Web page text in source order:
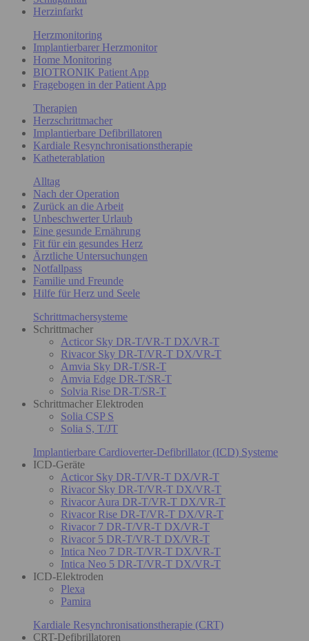
Herzinfarkt
Herzmonitoring
Implantierbarer Herzmonitor
Home Monitoring
BIOTRONIK Patient App
Fragebogen in der Patient App
Therapien
Herzschrittmacher
Implantierbare Defibrillatoren
Kardiale Resynchronisationstherapie
Katheterablation
Alltag
Nach der Operation
Zurück an die Arbeit
Unbeschwerter Urlaub
Eine gesunde Ernährung
Fit für ein gesundes Herz
Ärztliche Untersuchungen
Notfallpass
Familie und Freunde
Hilfe für Herz und Seele
Schrittmachersysteme
Schrittmacher
Acticor Sky DR-T/VR-T DX/VR-T
Rivacor Sky DR-T/VR-T DX/VR-T
Amvia Sky DR-T/SR-T
Amvia Edge DR-T/SR-T
Solvia Rise DR-T/SR-T
Schrittmacher Elektroden
Solia CSP S
Solia S, T/JT
Implantierbare Cardioverter-Defibrillator (ICD) Systeme
ICD-Geräte
Acticor Sky DR-T/VR-T DX/VR-T
Rivacor Sky DR-T/VR-T DX/VR-T
Rivacor Aura DR-T/VR-T DX/VR-T
Rivacor Rise DR-T/VR-T DX/VR-T
Rivacor 7 DR-T/VR-T DX/VR-T
Rivacor 5 DR-T/VR-T DX/VR-T
Intica Neo 7 DR-T/VR-T DX/VR-T
Intica Neo 5 DR-T/VR-T DX/VR-T
ICD-Elektroden
Plexa
Pamira
Kardiale Resynchronisationstherapie (CRT)
CRT-Defibrillatoren